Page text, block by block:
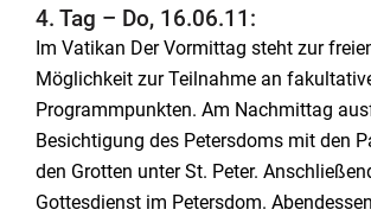
4. Tag – Do, 16.06.11:
Im Vatikan Der Vormittag steht zur
Möglichkeit zur Teilnahme an
Programmpunkten. Am Nachmittag
Besichtigung des Petersdoms mit den
den Grotten unter St. Peter.
Gottesdienst im Petersdom.